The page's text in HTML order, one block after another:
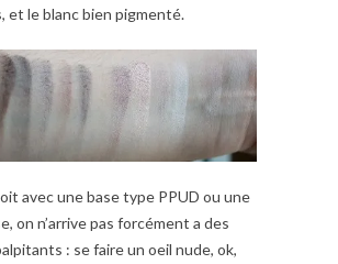
et le blanc bien pigmenté.
avec une base type PPUD ou une
on n’arrive pas forcément a des
: se faire un oeil nude, ok,